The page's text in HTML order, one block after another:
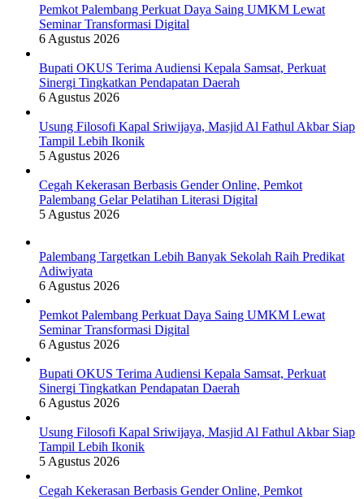
Pemkot Palembang Perkuat Daya Saing UMKM Lewat
Seminar Transformasi Digital
6 Agustus 2026
Bupati OKUS Terima Audiensi Kepala Samsat, Perkuat
Sinergi Tingkatkan Pendapatan Daerah
6 Agustus 2026
Usung Filosofi Kapal Sriwijaya, Masjid Al Fathul Akbar Siap
Tampil Lebih Ikonik
5 Agustus 2026
Cegah Kekerasan Berbasis Gender Online, Pemkot
Palembang Gelar Pelatihan Literasi Digital
5 Agustus 2026
Palembang Targetkan Lebih Banyak Sekolah Raih Predikat
Adiwiyata
6 Agustus 2026
Pemkot Palembang Perkuat Daya Saing UMKM Lewat
Seminar Transformasi Digital
6 Agustus 2026
Bupati OKUS Terima Audiensi Kepala Samsat, Perkuat
Sinergi Tingkatkan Pendapatan Daerah
6 Agustus 2026
Usung Filosofi Kapal Sriwijaya, Masjid Al Fathul Akbar Siap
Tampil Lebih Ikonik
5 Agustus 2026
Cegah Kekerasan Berbasis Gender Online, Pemkot